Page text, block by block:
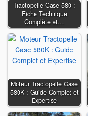
Tractopelle Case 580 :
Fiche Technique
Complète et…
Moteur Tractopelle Case
580K : Guide Complet et
Expertise